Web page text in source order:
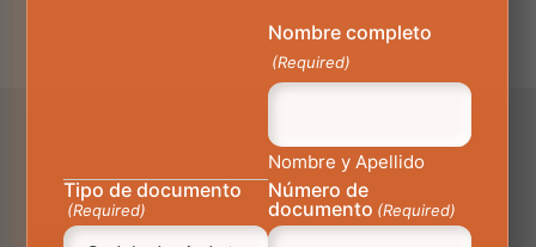
Nombre completo
(Required)
Nombre y Apellido
Tipo de documento
(Required)
Número de
documento (Required)